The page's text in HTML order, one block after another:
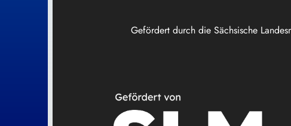
Gefördert durch die Sächsische